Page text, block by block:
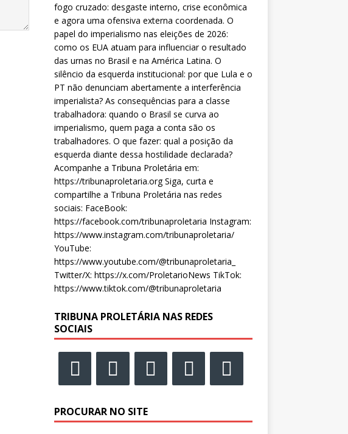
fogo cruzado: desgaste interno, crise econômica
e agora uma ofensiva externa coordenada. O
papel do imperialismo nas eleições de 2026:
como os EUA atuam para influenciar o resultado
das urnas no Brasil e na América Latina. O
silêncio da esquerda institucional: por que Lula e o
PT não denunciam abertamente a interferência
imperialista? As consequências para a classe
trabalhadora: quando o Brasil se curva ao
imperialismo, quem paga a conta são os
trabalhadores. O que fazer: qual a posição da
esquerda diante dessa hostilidade declarada?
Acompanhe a Tribuna Proletária em:
https://tribunaproletaria.org Siga, curta e
compartilhe a Tribuna Proletária nas redes
sociais: FaceBook:
https://facebook.com/tribunaproletaria Instagram:
https://www.instagram.com/tribunaproletaria/
YouTube:
https://www.youtube.com/@tribunaproletaria_
Twitter/X: https://x.com/ProletarioNews TikTok:
https://www.tiktok.com/@tribunaproletaria
TRIBUNA PROLETÁRIA NAS REDES
SOCIAIS
PROCURAR NO SITE